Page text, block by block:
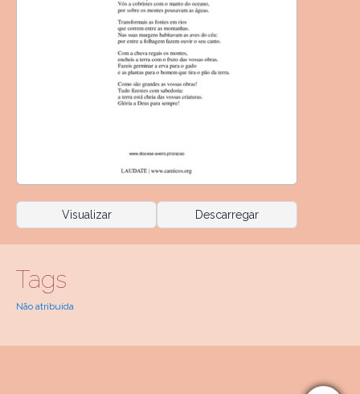
Visualizar Descarregar
Tags
Não atribuída